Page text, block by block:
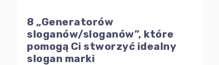
8 „Generatorów
sloganów/sloganów”, które
pomogą Ci stworzyć idealny
slogan marki